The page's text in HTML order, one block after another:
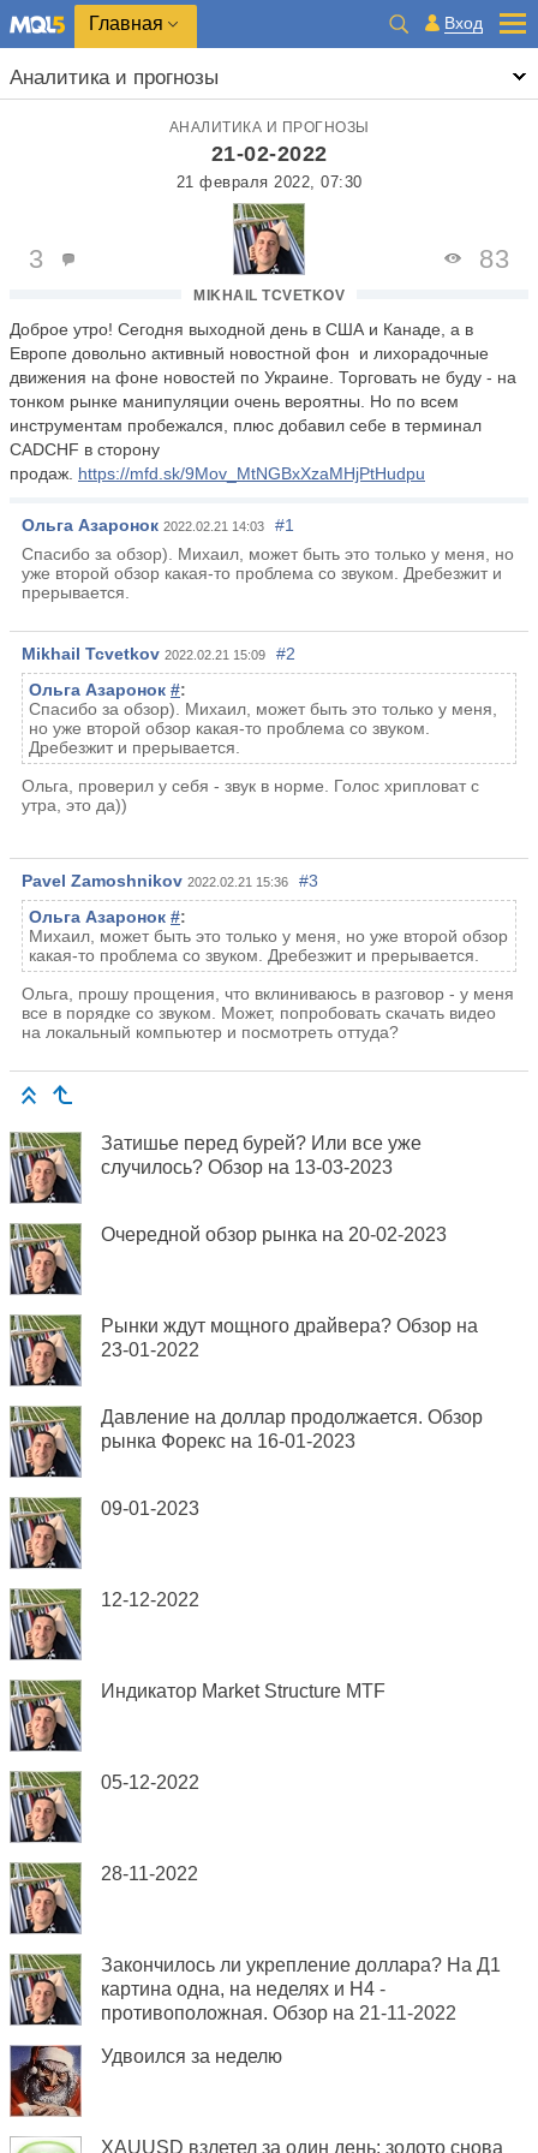
Главная Вход
Аналитика и прогнозы
АНАЛИТИКА И ПРОГНОЗЫ
21-02-2022
21 февраля 2022, 07:30
MIKHAIL TCVETKOV
3 83
Доброе утро! Сегодня выходной день в США и Канаде, а в
Европе довольно активный новостной фон и лихорадочные
движения на фоне новостей по Украине. Торговать не буду - на
тонком рынке манипуляции очень вероятны. Но по всем
инструментам пробежался, плюс добавил себе в терминал
CADCHF в сторону
продаж. https://mfd.sk/9Mov_MtNGBxXzaMHjPtHudpu
Ольга Азаронок 2022.02.21 14:03
#1
Спасибо за обзор). Михаил, может быть это только у меня, но
уже второй обзор какая-то проблема со звуком. Дребезжит и
прерывается.
Mikhail Tcvetkov 2022.02.21 15:09
#2
Ольга Азаронок #:
Спасибо за обзор). Михаил, может быть это только у меня,
но уже второй обзор какая-то проблема со звуком.
Дребезжит и прерывается.
Ольга, проверил у себя - звук в норме. Голос хрипловат с
утра, это да))
Pavel Zamoshnikov 2022.02.21 15:36
#3
Ольга Азаронок #:
Михаил, может быть это только у меня, но уже второй обзор
какая-то проблема со звуком. Дребезжит и прерывается.
Ольга, прошу прощения, что вклиниваюсь в разговор - у меня
все в порядке со звуком. Может, попробовать скачать видео
на локальный компьютер и посмотреть оттуда?
Затишье перед бурей? Или все уже
случилось? Обзор на 13-03-2023
Очередной обзор рынка на 20-02-2023
Рынки ждут мощного драйвера? Обзор на
23-01-2022
Давление на доллар продолжается. Обзор
рынка Форекс на 16-01-2023
09-01-2023
12-12-2022
Индикатор Market Structure MTF
05-12-2022
28-11-2022
Закончилось ли укрепление доллара? На Д1
картина одна, на неделях и Н4 -
противоположная. Обзор на 21-11-2022
Удвоился за неделю
XAUUSD взлетел за один день: золото снова